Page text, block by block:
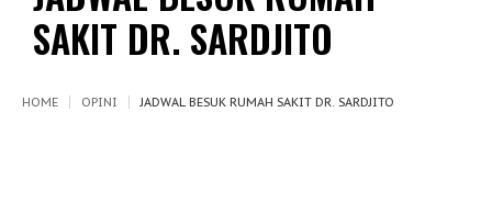
SAKIT DR. SARDJITO
HOME OPINI JADWAL BESUK RUMAH SAKIT DR. SARDJITO